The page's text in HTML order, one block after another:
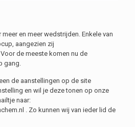
en meer wedstrijden. Enkele van
aangezien zij
de meeste komen nu de
gang.
de aanstellingen op de site
en wil je deze tonen op onze
naar:
. Zo kunnen wij van ieder lid de